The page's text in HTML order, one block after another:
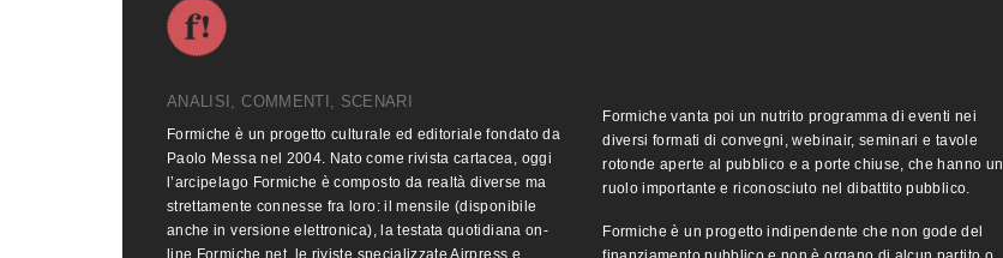
ANALISI, COMMENTI, SCENARI
Formiche è un progetto culturale ed editoriale fondato da
Paolo Messa nel 2004. Nato come rivista cartacea, oggi
l’arcipelago Formiche è composto da realtà diverse ma
strettamente connesse fra loro: il mensile (disponibile
anche in versione elettronica), la testata quotidiana on-
line Formiche.net, le riviste specializzate Airpress e
Formiche vanta poi un nutrito programma di eventi nei
diversi formati di convegni, webinair, seminari e tavole
rotonde aperte al pubblico e a porte chiuse, che hanno un
ruolo importante e riconosciuto nel dibattito pubblico.
Formiche è un progetto indipendente che non gode del